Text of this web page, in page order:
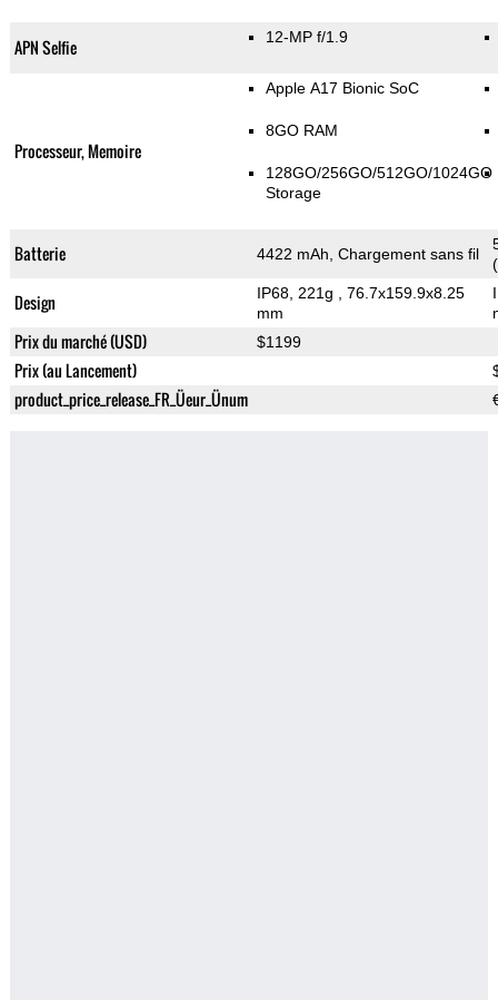
APN Selfie 12-MP f/1.9
Processeur, Memoire
Apple A17 Bionic SoC
8GO RAM
128GO/256GO/512GO/1024GO
Storage
Batterie 4422 mAh, Chargement sans fil
Design IP68, 221g
, 76.7x159.9x8.25
mm
Prix du marché (USD) $1199
Prix (au Lancement)
product_price_release_FR_Üeur_Ünum